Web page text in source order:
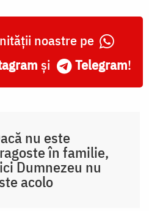
noastre pe
și Telegram!
nu este
în familie,
Dumnezeu nu
acolo